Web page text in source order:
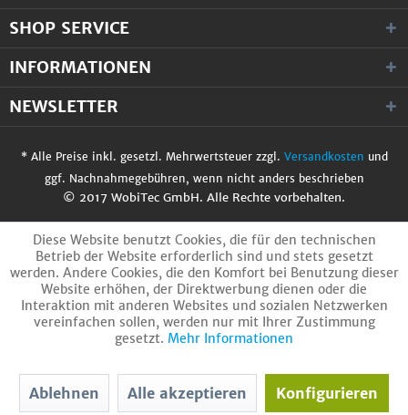
SHOP SERVICE
INFORMATIONEN
NEWSLETTER
* Alle Preise inkl. gesetzl. Mehrwertsteuer zzgl. Versandkosten und
ggf. Nachnahmegebühren, wenn nicht anders beschrieben
© 2017 WobiTec GmbH. Alle Rechte vorbehalten.
Diese Website benutzt Cookies, die für den technischen
Betrieb der Website erforderlich sind und stets gesetzt
werden. Andere Cookies, die den Komfort bei Benutzung dieser
Website erhöhen, der Direktwerbung dienen oder die
Interaktion mit anderen Websites und sozialen Netzwerken
vereinfachen sollen, werden nur mit Ihrer Zustimmung
gesetzt. Mehr Informationen
Ablehnen Alle akzeptieren Konfigurieren